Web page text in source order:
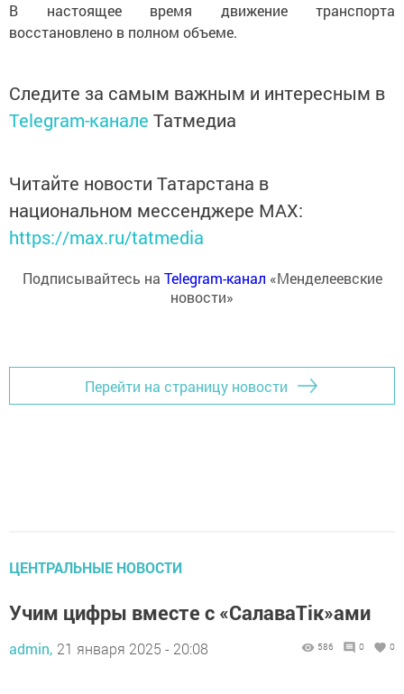
В настоящее время движение транспорта
восстановлено в полном объеме.
Следите за самым важным и интересным в
Telegram-канале Татмедиа
Читайте новости Татарстана в
национальном мессенджере MАХ:
https://max.ru/tatmedia
Подписывайтесь на Telegram-канал «Менделеевские
новости»
Перейти на страницу новости
ЦЕНТРАЛЬНЫЕ НОВОСТИ
Учим цифры вместе с «СалаваТік»ами
admin, 21 января 2025 - 20:08 586 0 0